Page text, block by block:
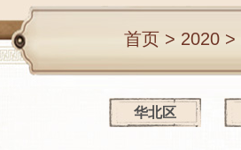
首页 > 2020 >
华北区